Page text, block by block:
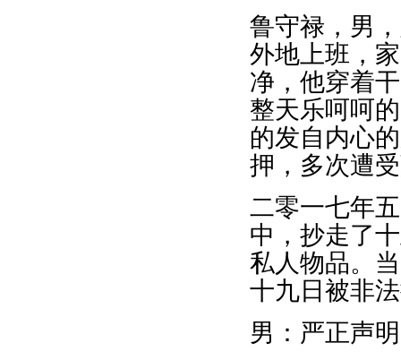
鲁守禄，男
外地上班，
净，他穿着
整天乐呵呵
的发自内心
押，多次遭
二零一七年
中，抄走了
私人物品。
十九日被非
男：严正声明